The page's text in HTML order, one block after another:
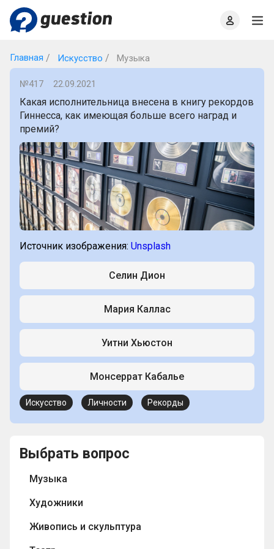
Главная Искусство Музыка
№417 22.09.2021
Какая исполнительница внесена в книгу рекордов
Гиннесcа, как имеющая больше всего наград и
премий?
Источник изображения: Unsplash
Селин Дион
Мария Каллас
Уитни Хьюстон
Монсеррат Кабалье
Искусство Личности Рекорды
Выбрать вопрос
Музыка
Художники
Живопись и скульптура